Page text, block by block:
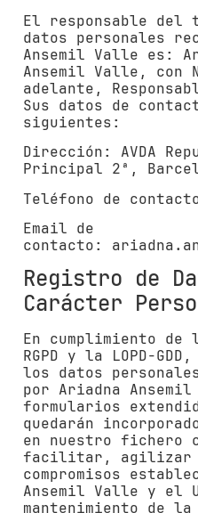
El responsable del
datos personales
Ansemil Valle es:
Ansemil Valle , con
adelante,
Sus datos de
siguientes:
Dirección: AVDA
Principal 2ª,
Teléfono de
Email de
contacto:
Registro de
Carácter
En cumplimiento
RGPD y la LOPD-
los datos
por Ariadna
formularios
quedarán
en nuestro fichero
facilitar, agilizar
compromisos
Ansemil Valle y el
mantenimiento de